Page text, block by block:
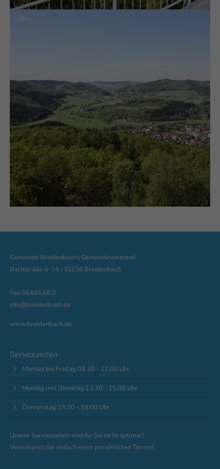
Gemeinde Breidenbach | Gemeindevorstand
Bachstraße 4-14 | 35236 Breidenbach
Fon 06465 68 0
info@breidenbach.de
www.breidenbach.de
Servicezeiten
Montag bis Freitag 08.30 - 12.00 Uhr
Montag und Dienstag 13.30 - 15.00 Uhr
Donnerstag 13.30 - 18.00 Uhr
Unsere Servicezeiten sind für Sie nicht optimal?
Vereinbaren Sie einfach einen persönlichen Termin!